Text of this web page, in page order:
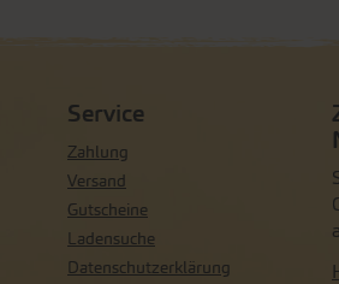
Service
Zahlung
Versand
Gutscheine
Ladensuche
Datenschutzerklärung